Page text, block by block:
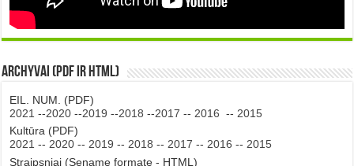
Archyvai (PDF ir HTML)
EIL. NUM. (PDF)
2021 --2020 --2019 --2018 --2017 -- 2016 -- 2015
Kultūra (PDF)
2021 -- 2020 -- 2019 -- 2018 -- 2017 -- 2016 -- 2015
Straipsniai (Sename formate - HTML)